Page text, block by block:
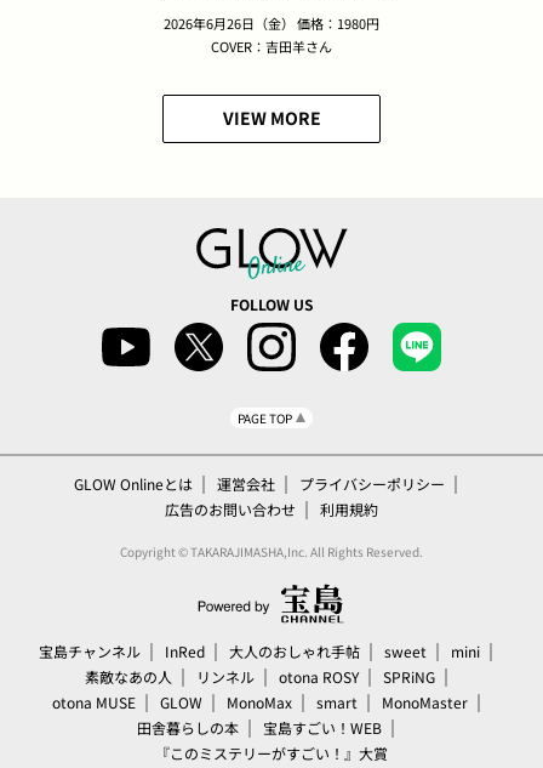
2026年6月26日（金） 価格：1980円
COVER：吉田羊さん
VIEW MORE
FOLLOW US
PAGE TOP
GLOW Onlineとは 運営会社
プライバシーポリシー
広告のお問い合わせ
利用規約
Copyright © TAKARAJIMASHA,Inc. All Rights Reserved.
宝島チャンネル InRed 大人のおしゃれ手帖 sweet
mini
素敵なあの人
リンネル otona ROSY
SPRiNG
otona MUSE
GLOW MonoMax smart
MonoMaster
田舎暮らしの本
宝島すごい！WEB
『このミステリーがすごい！』大賞